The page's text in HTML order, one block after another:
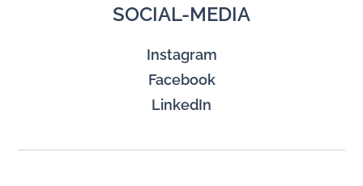
SOCIAL-MEDIA
Instagram
Facebook
LinkedIn